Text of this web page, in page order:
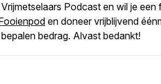
Podcast en wil je een
en doneer vrijblijvend
bedrag. Alvast bedankt!